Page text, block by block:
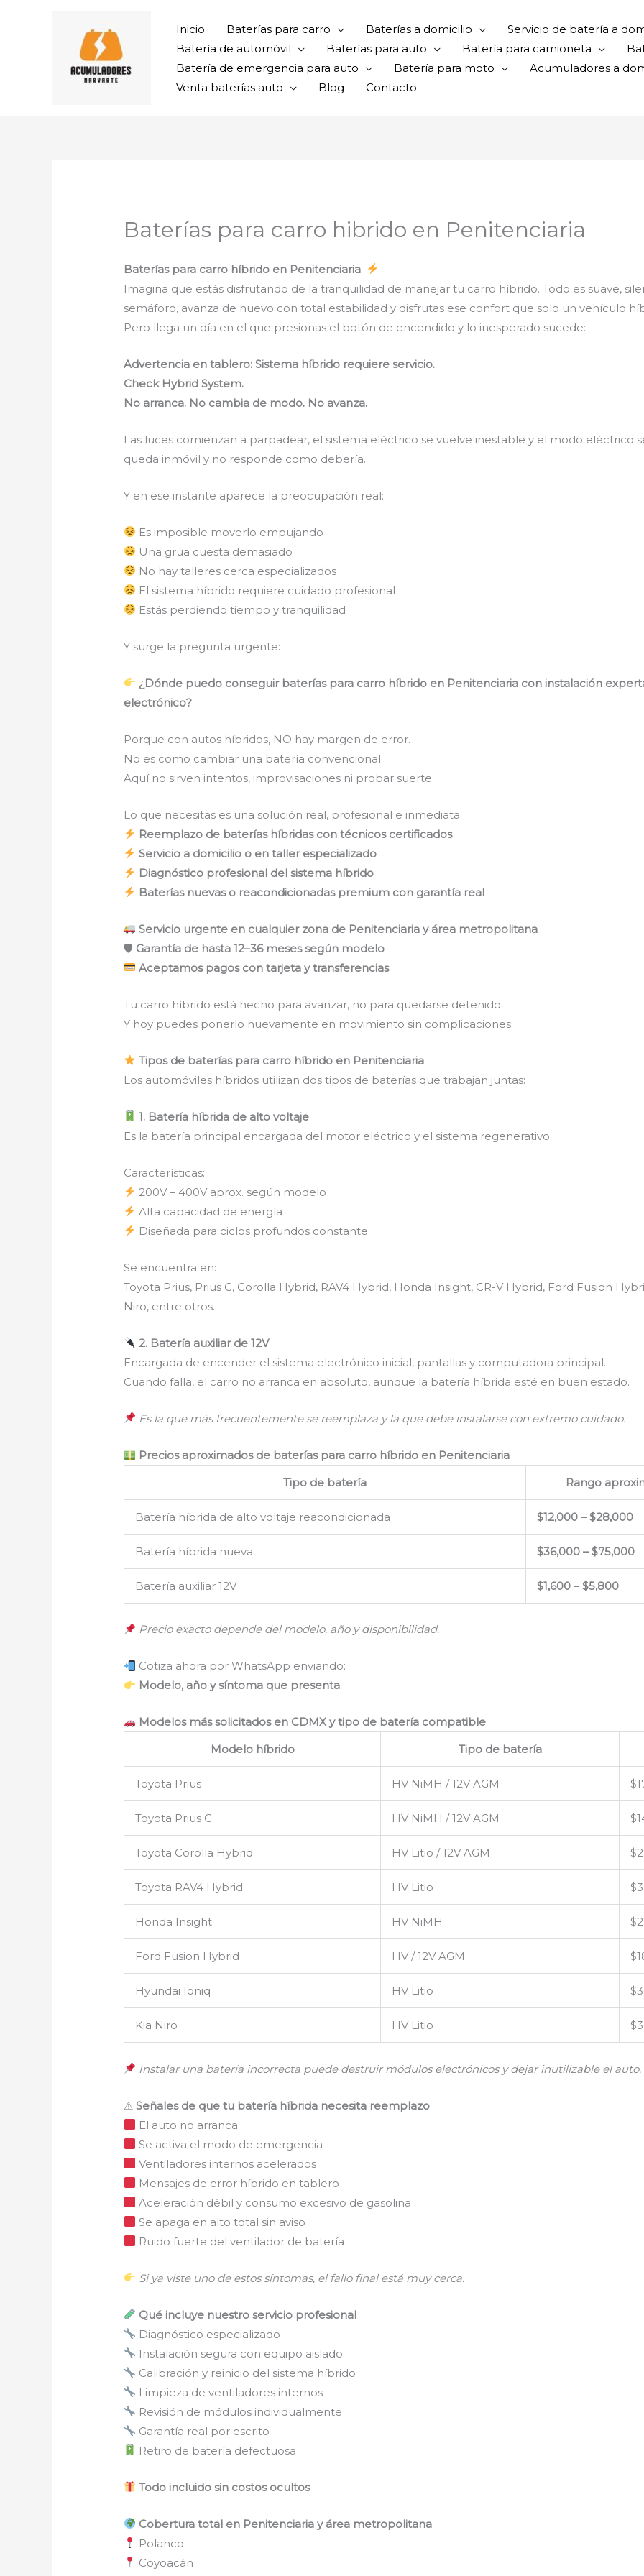
Inicio Baterías para carro Baterías a domicilio Servicio de batería a
Batería de automóvil
Baterías para auto Batería para camioneta
Batería de emergencia para auto
Batería para moto Acumuladores a
Venta baterías auto
Blog Contacto
Baterías para carro hibrido en Penitenciaria
Baterías para carro híbrido en Penitenciaria
Imagina que estás disfrutando de la tranquilidad de manejar tu carro híbrido. Todo es suave,
semáforo, avanza de nuevo con total estabilidad y disfrutas ese confort que solo un vehículo
Pero llega un día en el que presionas el botón de encendido y lo inesperado sucede:
Advertencia en tablero: Sistema híbrido requiere servicio.
Check Hybrid System.
No arranca. No cambia de modo. No avanza.
Las luces comienzan a parpadear, el sistema eléctrico se vuelve inestable y el modo eléctrico
queda inmóvil y no responde como debería.
Y en ese instante aparece la preocupación real:
Es imposible moverlo empujando
Una grúa cuesta demasiado
No hay talleres cerca especializados
El sistema híbrido requiere cuidado profesional
Estás perdiendo tiempo y tranquilidad
Y surge la pregunta urgente:
¿Dónde puedo conseguir baterías para carro híbrido en Penitenciaria con instalación
electrónico?
Porque con autos híbridos, NO hay margen de error.
No es como cambiar una batería convencional.
Aquí no sirven intentos, improvisaciones ni probar suerte.
Lo que necesitas es una solución real, profesional e inmediata:
Reemplazo de baterías híbridas con técnicos certificados
Servicio a domicilio o en taller especializado
Diagnóstico profesional del sistema híbrido
Baterías nuevas o reacondicionadas premium con garantía real
Servicio urgente en cualquier zona de Penitenciaria y área metropolitana
🛡 Garantía de hasta 12–36 meses según modelo
Aceptamos pagos con tarjeta y transferencias
Tu carro híbrido está hecho para avanzar, no para quedarse detenido.
Y hoy puedes ponerlo nuevamente en movimiento sin complicaciones.
Tipos de baterías para carro híbrido en Penitenciaria
Los automóviles híbridos utilizan dos tipos de baterías que trabajan juntas:
1. Batería híbrida de alto voltaje
Es la batería principal encargada del motor eléctrico y el sistema regenerativo.
Características:
200V – 400V aprox. según modelo
Alta capacidad de energía
Diseñada para ciclos profundos constante
Se encuentra en:
Toyota Prius, Prius C, Corolla Hybrid, RAV4 Hybrid, Honda Insight, CR-V Hybrid, Ford Fusion
Niro, entre otros.
2. Batería auxiliar de 12V
Encargada de encender el sistema electrónico inicial, pantallas y computadora principal.
Cuando falla, el carro no arranca en absoluto, aunque la batería híbrida esté en buen estado.
Es la que más frecuentemente se reemplaza y la que debe instalarse con extremo cuidado.
Precios aproximados de baterías para carro híbrido en Penitenciaria
Tipo de batería
Rango
Batería híbrida de alto voltaje reacondicionada $12,000 – $28,000
Batería híbrida nueva $36,000 – $75,000
Batería auxiliar 12V $1,600 – $5,800
Precio exacto depende del modelo, año y disponibilidad.
Cotiza ahora por WhatsApp enviando:
Modelo, año y síntoma que presenta
Modelos más solicitados en CDMX y tipo de batería compatible
Modelo híbrido
Tipo de batería
Toyota Prius HV NiMH / 12V AGM
Toyota Prius C HV NiMH / 12V AGM
Toyota Corolla Hybrid HV Litio / 12V AGM
Toyota RAV4 Hybrid HV Litio
Honda Insight HV NiMH
Ford Fusion Hybrid HV / 12V AGM
Hyundai Ioniq HV Litio
Kia Niro HV Litio
Instalar una batería incorrecta puede destruir módulos electrónicos y dejar inutilizable el auto.
⚠Señales de que tu batería híbrida necesita reemplazo
El auto no arranca
Se activa el modo de emergencia
Ventiladores internos acelerados
Mensajes de error híbrido en tablero
Aceleración débil y consumo excesivo de gasolina
Se apaga en alto total sin aviso
Ruido fuerte del ventilador de batería
Si ya viste uno de estos síntomas, el fallo final está muy cerca.
Qué incluye nuestro servicio profesional
Diagnóstico especializado
Instalación segura con equipo aislado
Calibración y reinicio del sistema híbrido
Limpieza de ventiladores internos
Revisión de módulos individualmente
Garantía real por escrito
Retiro de batería defectuosa
Todo incluido sin costos ocultos
Cobertura total en Penitenciaria y área metropolitana
Polanco
Coyoacán